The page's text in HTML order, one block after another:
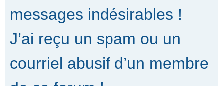
messages indésirables !
J’ai reçu un spam ou un
courriel abusif d’un membre